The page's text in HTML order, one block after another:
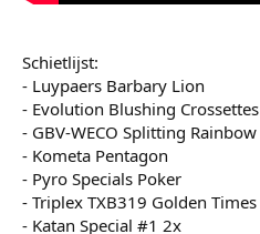
Schietlijst:
- Luypaers Barbary Lion
- Evolution Blushing Crossettes
- GBV-WECO Splitting Rainbow
- Kometa Pentagon
- Pyro Specials Poker
- Triplex TXB319 Golden Times
- Katan Special #1 2x